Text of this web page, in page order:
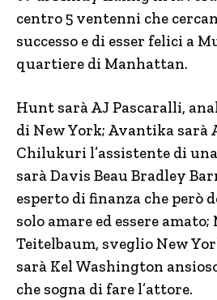
centro 5 ventenni che
successo e di esser felici a
quartiere di Manhattan.
Hunt sarà AJ Pascaralli,
di New York; Avantika sarà
Chilukuri l’assistente di
sarà Davis Beau Bradley
esperto di finanza che però
solo amare ed essere
Teitelbaum, sveglio New
sarà Kel Washington
che sogna di fare l’attore.